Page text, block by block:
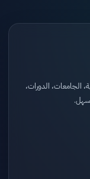
الجامعات، الدورات،